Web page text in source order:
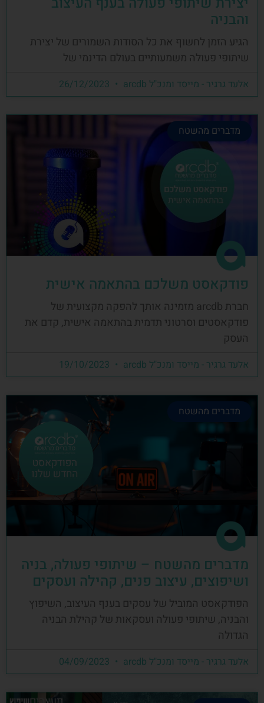
והבניה
הגיע הזמן לחשוף את כל הסודות השמורים של יצירת
שיתופי פעולה משמעותיים בעולם הדינמי של
אלעד גרגיר - מייסד ומנכ"ל arcdb
מדברים מהשטח
פודקאסט משלכם בהתאמה אישית
חברת arcdb מזמינה אותך להפקה מקצועית של
פודקאסטים וסרטוני תדמית בהתאמה אישית, קדם את
העסק
אלעד גרגיר - מייסד ומנכ"ל arcdb
מדברים מהשטח
מדברים מהשטח – שיתופי פעולה, בניה
ושיפוצים, עיצוב פנים, קהילה ועסקים
הפודקאסט המוביל של עסקים בענף העיצוב, השיפוץ
והבניה, שיתופי פעולה ועסקאות של קהילת הבניה
הגדולה
אלעד גרגיר - מייסד ומנכ"ל arcdb